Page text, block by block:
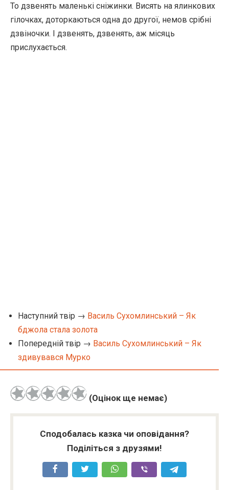
То дзвенять маленькі сніжинки. Висять на ялинкових
гілочках, доторкаються одна до другої, немов срібні
дзвіночки. І дзвенять, дзвенять, аж місяць
прислухається.
Наступний твір → Василь Сухомлинський – Як
бджола стала золота
Попередній твір → Василь Сухомлинський – Як
здивувався Мурко
(Оцінок ще немає)
Сподобалась казка чи оповідання?
Поділіться з друзями!